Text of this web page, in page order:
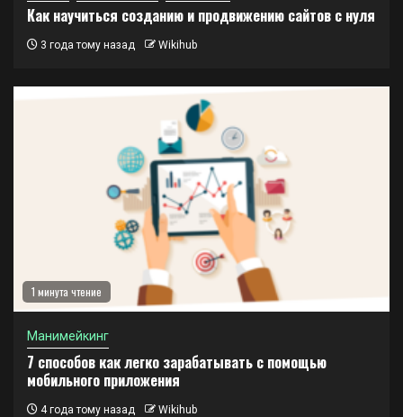
Как научиться созданию и продвижению сайтов с нуля
3 года тому назад Wikihub
1 минута чтение
Манимейкинг
7 способов как легко зарабатывать с помощью
мобильного приложения
4 года тому назад Wikihub